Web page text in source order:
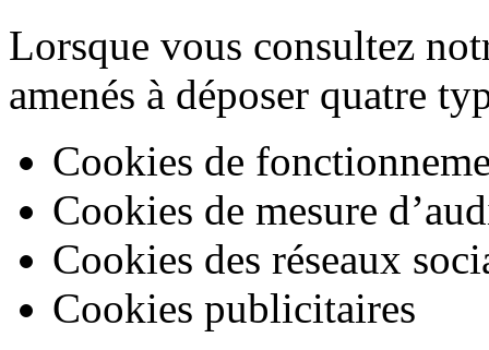
Lorsque vous consultez
amenés à déposer quatre
Cookies de
Cookies de mesure
Cookies des réseaux
Cookies publicitaires